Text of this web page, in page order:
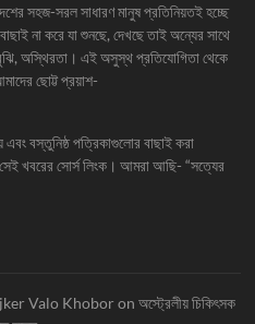
সহজ-সরল সাধারণ মানুষ প্রতিনিয়তই হচ্ছে
না করে যা শুনছে, দেখছে তাই অন্যের সাথে
অস্থিরতা। এই অসুস্থ প্রতিযোগিতা থেকে
ছোট্ট প্রয়াশ-
বস্তুনিষ্ঠ পত্রিকাগুলোর বাছাই করা
খবরের সোর্স লিংক। আমরা আছি- “সত্যের
Valo Khobor onঅস্ট্রেলীয় চিকিৎসক